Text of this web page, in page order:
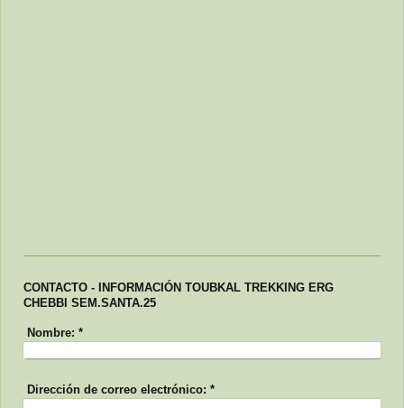
CONTACTO - INFORMACIÓN TOUBKAL TREKKING ERG
CHEBBI SEM.SANTA.25
Nombre: *
Dirección de correo electrónico: *